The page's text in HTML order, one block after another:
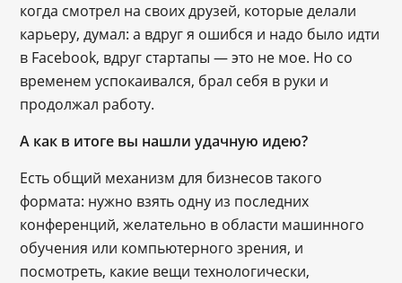
когда смотрел на своих друзей, которые делали
карьеру, думал: а вдруг я ошибся и надо было идти
в Facebook, вдруг стартапы — это не мое. Но со
временем успокаивался, брал себя в руки и
продолжал работу.
А как в итоге вы нашли удачную идею?
Есть общий механизм для бизнесов такого
формата: нужно взять одну из последних
конференций, желательно в области машинного
обучения или компьютерного зрения, и
посмотреть, какие вещи технологически,